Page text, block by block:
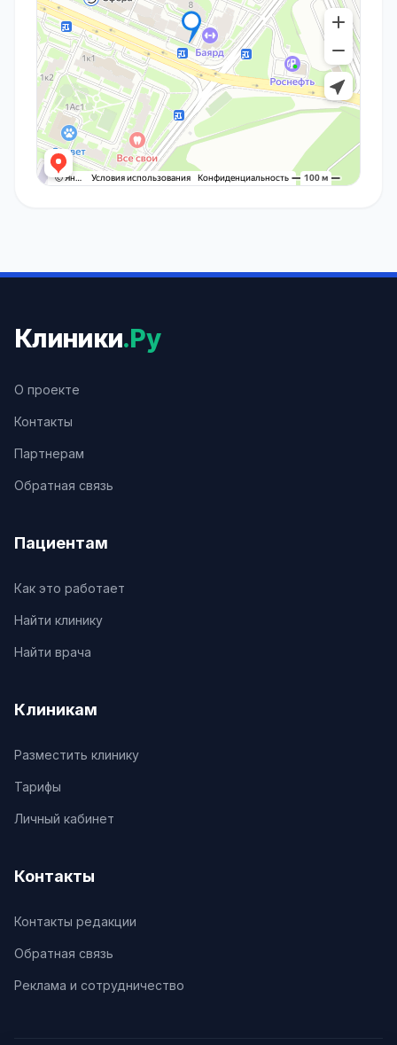
Клиники.Ру
О проекте
Контакты
Партнерам
Обратная связь
Пациентам
Как это работает
Найти клинику
Найти врача
Клиникам
Разместить клинику
Тарифы
Личный кабинет
Контакты
Контакты редакции
Обратная связь
Реклама и сотрудничество